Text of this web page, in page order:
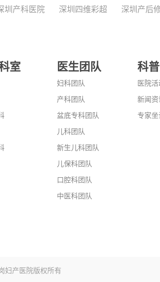
圳产科医院 深圳四维彩超 深圳产后
室 医生团队
妇科团队
产科团队
盆底专科团队
儿科团队
新生儿科团队
儿保科团队
口腔科团队
中医科团队
科
医院
新闻资
专家坐
妇产医院版权所有